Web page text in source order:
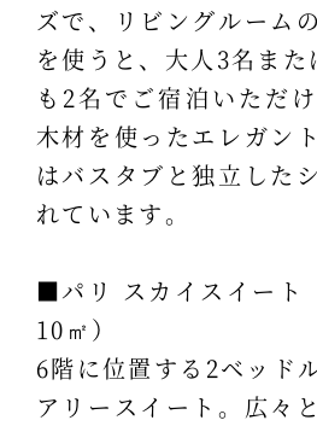
ズで、リビングルーム
を使うと、大人3名ま
も2名でご宿泊いただ
木材を使ったエレガン
はバスタブと独立した
れています。
■パリ スカイスイート
10㎡）
6階に位置する2ベッド
アリースイート。広々